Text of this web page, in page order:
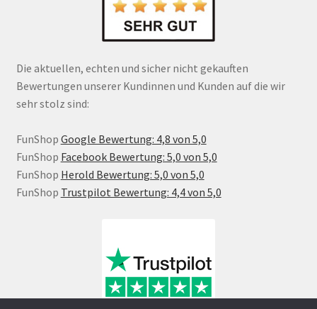
Die aktuellen, echten und sicher nicht gekauften
Bewertungen unserer Kundinnen und Kunden auf die wir
sehr stolz sind:
FunShop Google Bewertung: 4,8 von 5,0
FunShop Facebook Bewertung: 5,0 von 5,0
FunShop Herold Bewertung: 5,0 von 5,0
FunShop Trustpilot Bewertung: 4,4 von 5,0